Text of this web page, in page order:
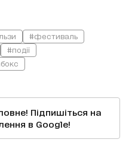
#фестиваль
#події
Підпишіться на
в Google!